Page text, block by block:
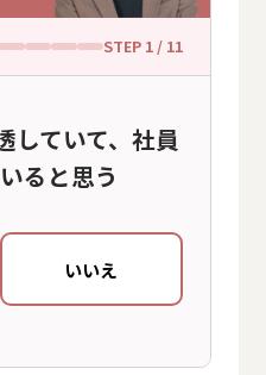
STEP 1/ 11
していて、社員
ると思う
いいえ